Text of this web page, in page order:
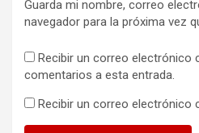
Guarda mi nombre, correo
navegador para la próxima vez
Recibir un correo electrónico
comentarios a esta entrada.
Recibir un correo electrónico